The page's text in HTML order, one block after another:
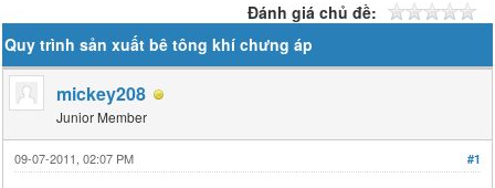
Đánh giá chủ đề:
Quy trình sản xuất bê tông khí chưng áp
mickey208
Junior Member
#1
09-07-2011, 02:07 PM